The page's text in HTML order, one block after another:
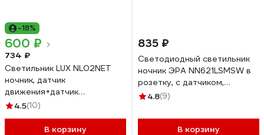
-18%
600 ₽
734 ₽
Светильник LUX NL02NET
ночник, датчик
движения+датчик
освещенности garin 18787
4.5(10)
В корзину
835 ₽
Светодиодный светильник
ночник ЭРА NN621LSMSW в
розетку, с датчиком,
освещенности и датчиком
4.8(9)
В корзину